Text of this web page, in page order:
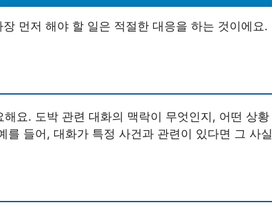
먼저 해야 할 일은 적절한 대응을 하는 것이에요.
요. 도박 관련 대화의 맥락이 무엇인지, 어떤 상황
를 들어, 대화가 특정 사건과 관련이 있다면 그 사실